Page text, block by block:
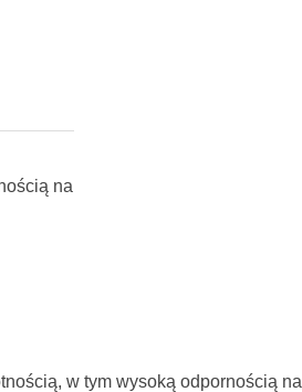
na
w tym wysoką odpornością na